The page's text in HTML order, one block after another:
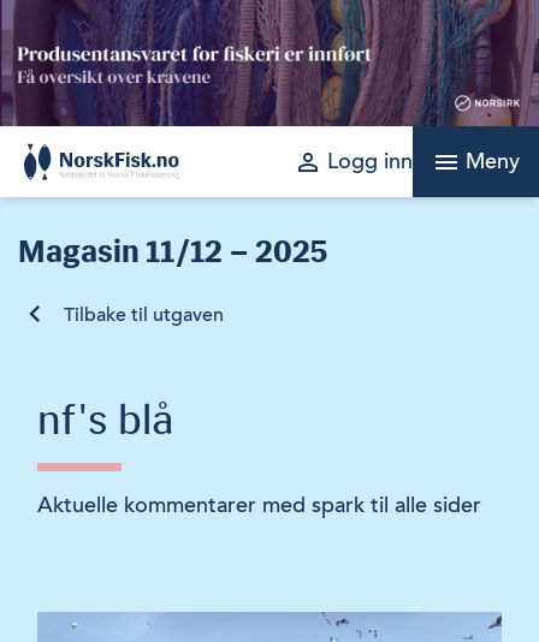
Skip
to
content
perm_identity Logg inn menu Meny
Magasin 11/12 – 2025
Tilbake til utgaven
nf's blå
Aktuelle kommentarer med spark til alle sider